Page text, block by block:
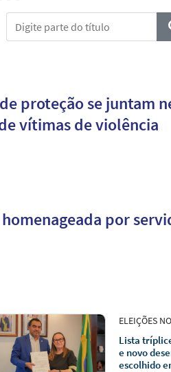
Digite parte do título
proteção se juntam
vítimas de violência
por
ELEIÇÕES
Lista
e novo
escolhido